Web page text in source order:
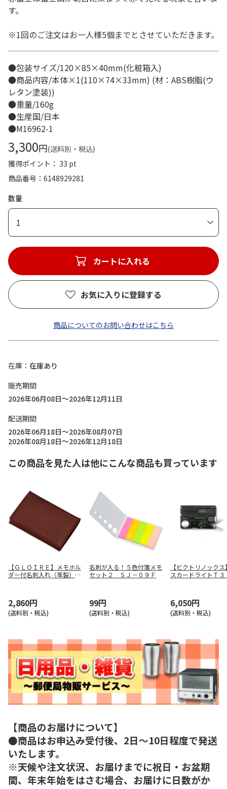
す。
※1回のご注文はお一人様5個までとさせていただきます。
●包装サイズ/120×85×40mm(化粧箱入)
●商品内容/本体×1(110×74×33mm) (材：ABS樹脂(ウ
レタン塗装))
●重量/160g
●生産国/日本
●M16962-1
3,300円(送料別・税込)
獲得ポイント： 33 pt
商品番号
6148929281
数量
1
カートに入れる
お気に入りに登録する
商品についてのお問い合わせはこちら
在庫
在庫あり
販売期間
2026年06月08日～2026年12月11日
配送期間
2026年06月18日～2026年08月07日
2026年08月18日～2026年12月18日
この商品を見た人は他にこんな商品も買っています
【ＧＬＯＩＲＥ】メモホル
ダー付名刺入れ（革製）
2,860円
(送料別・税込)
名刺が入る！５色付箋メモ
セット２ ＳＪ－０９Ｆ
99円
(送料別・税込)
【ビクトリノック
スカードライトＴ
6,050円
(送料別・税込)
【商品のお届けについて】
●商品はお申込み受付後、2日～10日程度で発送
いたします。
※天候や注文状況、お届けまでに祝日・お盆期
間、年末年始をはさむ場合、お届けに日数がか